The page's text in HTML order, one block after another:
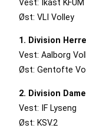
Vest: Ikast KFUM
Øst: VLI Volley
1. Division
Vest: Aalborg
Øst: Gentofte
2. Division
Vest: IF Lyseng
Øst: KSV.2